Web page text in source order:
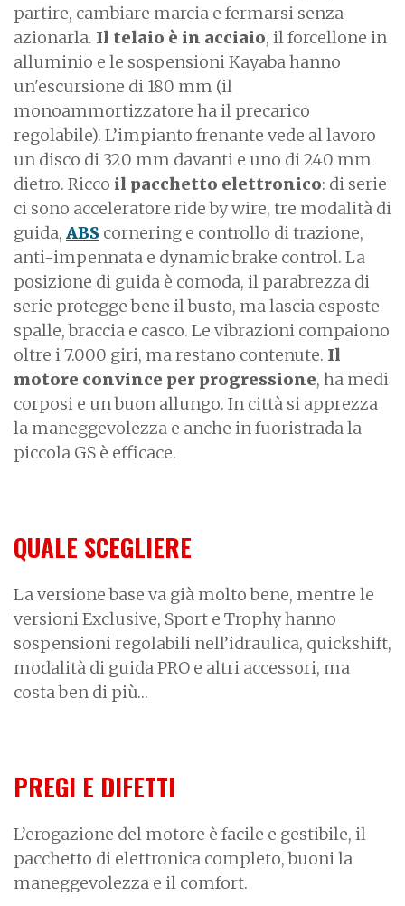
partire, cambiare marcia e fermarsi senza
azionarla. Il telaio è in acciaio, il forcellone in
alluminio e le sospensioni Kayaba hanno
un'escursione di 180 mm (il
monoammortizzatore ha il precarico
regolabile). L’impianto frenante vede al lavoro
un disco di 320 mm davanti e uno di 240 mm
dietro. Ricco il pacchetto elettronico: di serie
ci sono acceleratore ride by wire, tre modalità di
guida, ABS cornering e controllo di trazione,
anti-impennata e dynamic brake control. La
posizione di guida è comoda, il parabrezza di
serie protegge bene il busto, ma lascia esposte
spalle, braccia e casco. Le vibrazioni compaiono
oltre i 7.000 giri, ma restano contenute. Il
motore convince per progressione, ha medi
corposi e un buon allungo. In città si apprezza
la maneggevolezza e anche in fuoristrada la
piccola GS è efficace.
QUALE SCEGLIERE
La versione base va già molto bene, mentre le
versioni Exclusive, Sport e Trophy hanno
sospensioni regolabili nell’idraulica, quickshift,
modalità di guida PRO e altri accessori, ma
costa ben di più…
PREGI E DIFETTI
L’erogazione del motore è facile e gestibile, il
pacchetto di elettronica completo, buoni la
maneggevolezza e il comfort.